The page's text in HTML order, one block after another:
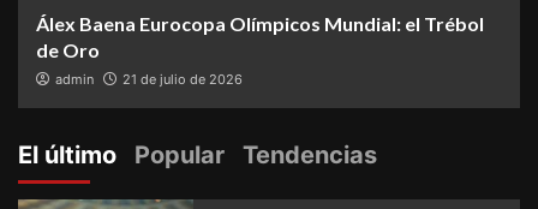
Álex Baena Eurocopa Olímpicos Mundial: el Trébol
de Oro
admin 21 de julio de 2026
El último Popular Tendencias